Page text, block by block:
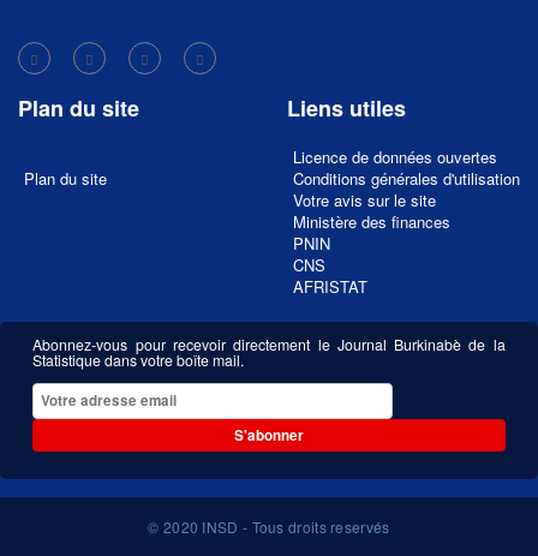
Plan du site
Plan du site
Liens utiles
Licence de données ouvertes
Conditions générales d'utilisation
Votre avis sur le site
Ministère des finances
PNIN
CNS
AFRISTAT
Abonnez-vous pour recevoir directement le Journal Burkinabè de la
Statistique dans votre boîte mail.
S'abonner
© 2020 INSD - Tous droits reservés